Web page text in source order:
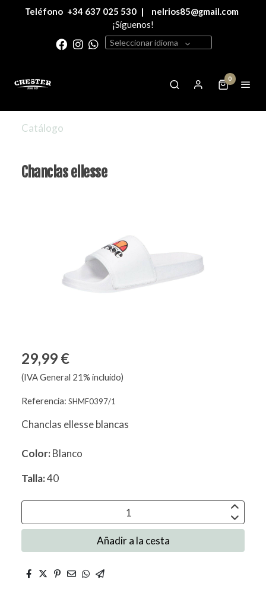
Teléfono +34 637 025 530 |
nelrios85@gmail.com
¡Síguenos!
Seleccionar idioma
0
Catálogo
Chanclas ellesse
29,99 €
(IVA General 21% incluido)
Referencia: SHMF0397/1
Chanclas ellesse blancas
Color:Blanco
Talla:40
Añadir a la cesta